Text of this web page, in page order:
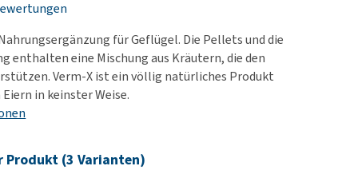
, Nieren- und
Fellprobleme und
bekomme ich meinen
ansehen
für Geflügel. Die Pellets und die
enthalten eine Mischung aus Kräutern, die den
Verm-X ist ein völlig natürliches Produkt
in keinster Weise.
Produkt (3 Varianten)